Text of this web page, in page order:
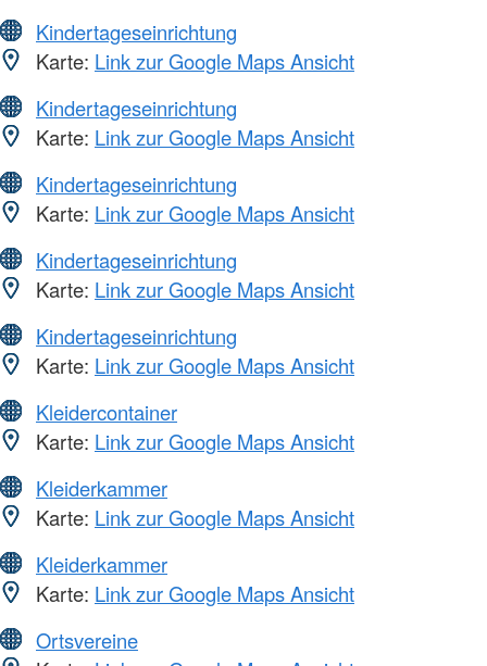
Kindertageseinrichtung
Karte: Link zur Google Maps Ansicht
Kindertageseinrichtung
Karte: Link zur Google Maps Ansicht
Kindertageseinrichtung
Karte: Link zur Google Maps Ansicht
Kindertageseinrichtung
Karte: Link zur Google Maps Ansicht
Kindertageseinrichtung
Karte: Link zur Google Maps Ansicht
Kleidercontainer
Karte: Link zur Google Maps Ansicht
Kleiderkammer
Karte: Link zur Google Maps Ansicht
Kleiderkammer
Karte: Link zur Google Maps Ansicht
Ortsvereine